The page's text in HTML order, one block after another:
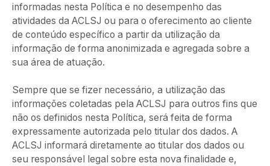
informadas nesta Política e no desempenho das
atividades da ACLSJ ou para o oferecimento ao cliente
de conteúdo específico a partir da utilização da
informação de forma anonimizada e agregada sobre a
sua área de atuação.
Sempre que se fizer necessário, a utilização das
informações coletadas pela ACLSJ para outros fins que
não os definidos nesta Política, será feita de forma
expressamente autorizada pelo titular dos dados. A
ACLSJ informará diretamente ao titular dos dados ou
seu responsável legal sobre esta nova finalidade e,